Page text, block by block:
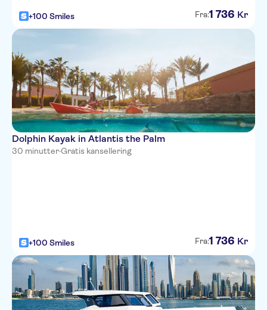
+100 Smiles Fra:1 736 Kr
Dolphin Kayak in Atlantis the Palm
30 minutter·Gratis kansellering
+100 Smiles Fra:1 736 Kr